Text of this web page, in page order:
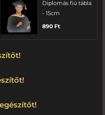
Diplomás fiú tábla
- 15cm
890 Ft